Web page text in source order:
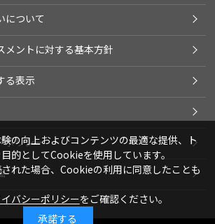
について
メントに対する基本方針
る表示
ポリシー
の向上およびコンテンツの最適な提供、ト
的としてCookieを使用しています。
れた場合、Cookieの利用に同意したことも
バシーポリシーをご確認ください。
承諾する